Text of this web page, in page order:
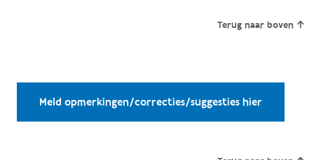
Terug naar boven
Meld opmerkingen/correcties/suggesties hier